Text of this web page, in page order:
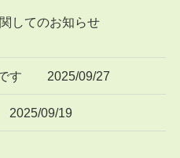
してのお知らせ
です 2025/09/27
2025/09/19